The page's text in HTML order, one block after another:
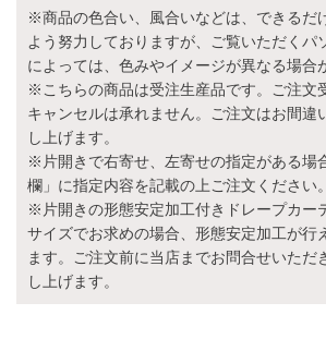
※商品の色合い、風合いなどは、できるだ
よう努力しておりますが、ご覧いただくパ
によっては、色みやイメージが異なる場合
※こちらの商品は受注生産品です。ご注文
キャンセルは承れません。ご注文はお間違
し上げます。
※片開きで右寄せ、左寄せの指定がある場
欄」に指定内容を記載の上ご注文ください。
※片開きの形態安定加工付きドレープカー
サイズでお求めの場合、形態安定加工が行
ます。ご注文前に当店までお問合せいただ
し上げます。